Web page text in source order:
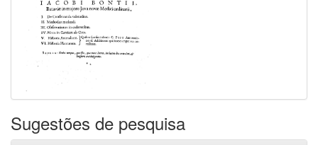
Sugestões de pesquisa